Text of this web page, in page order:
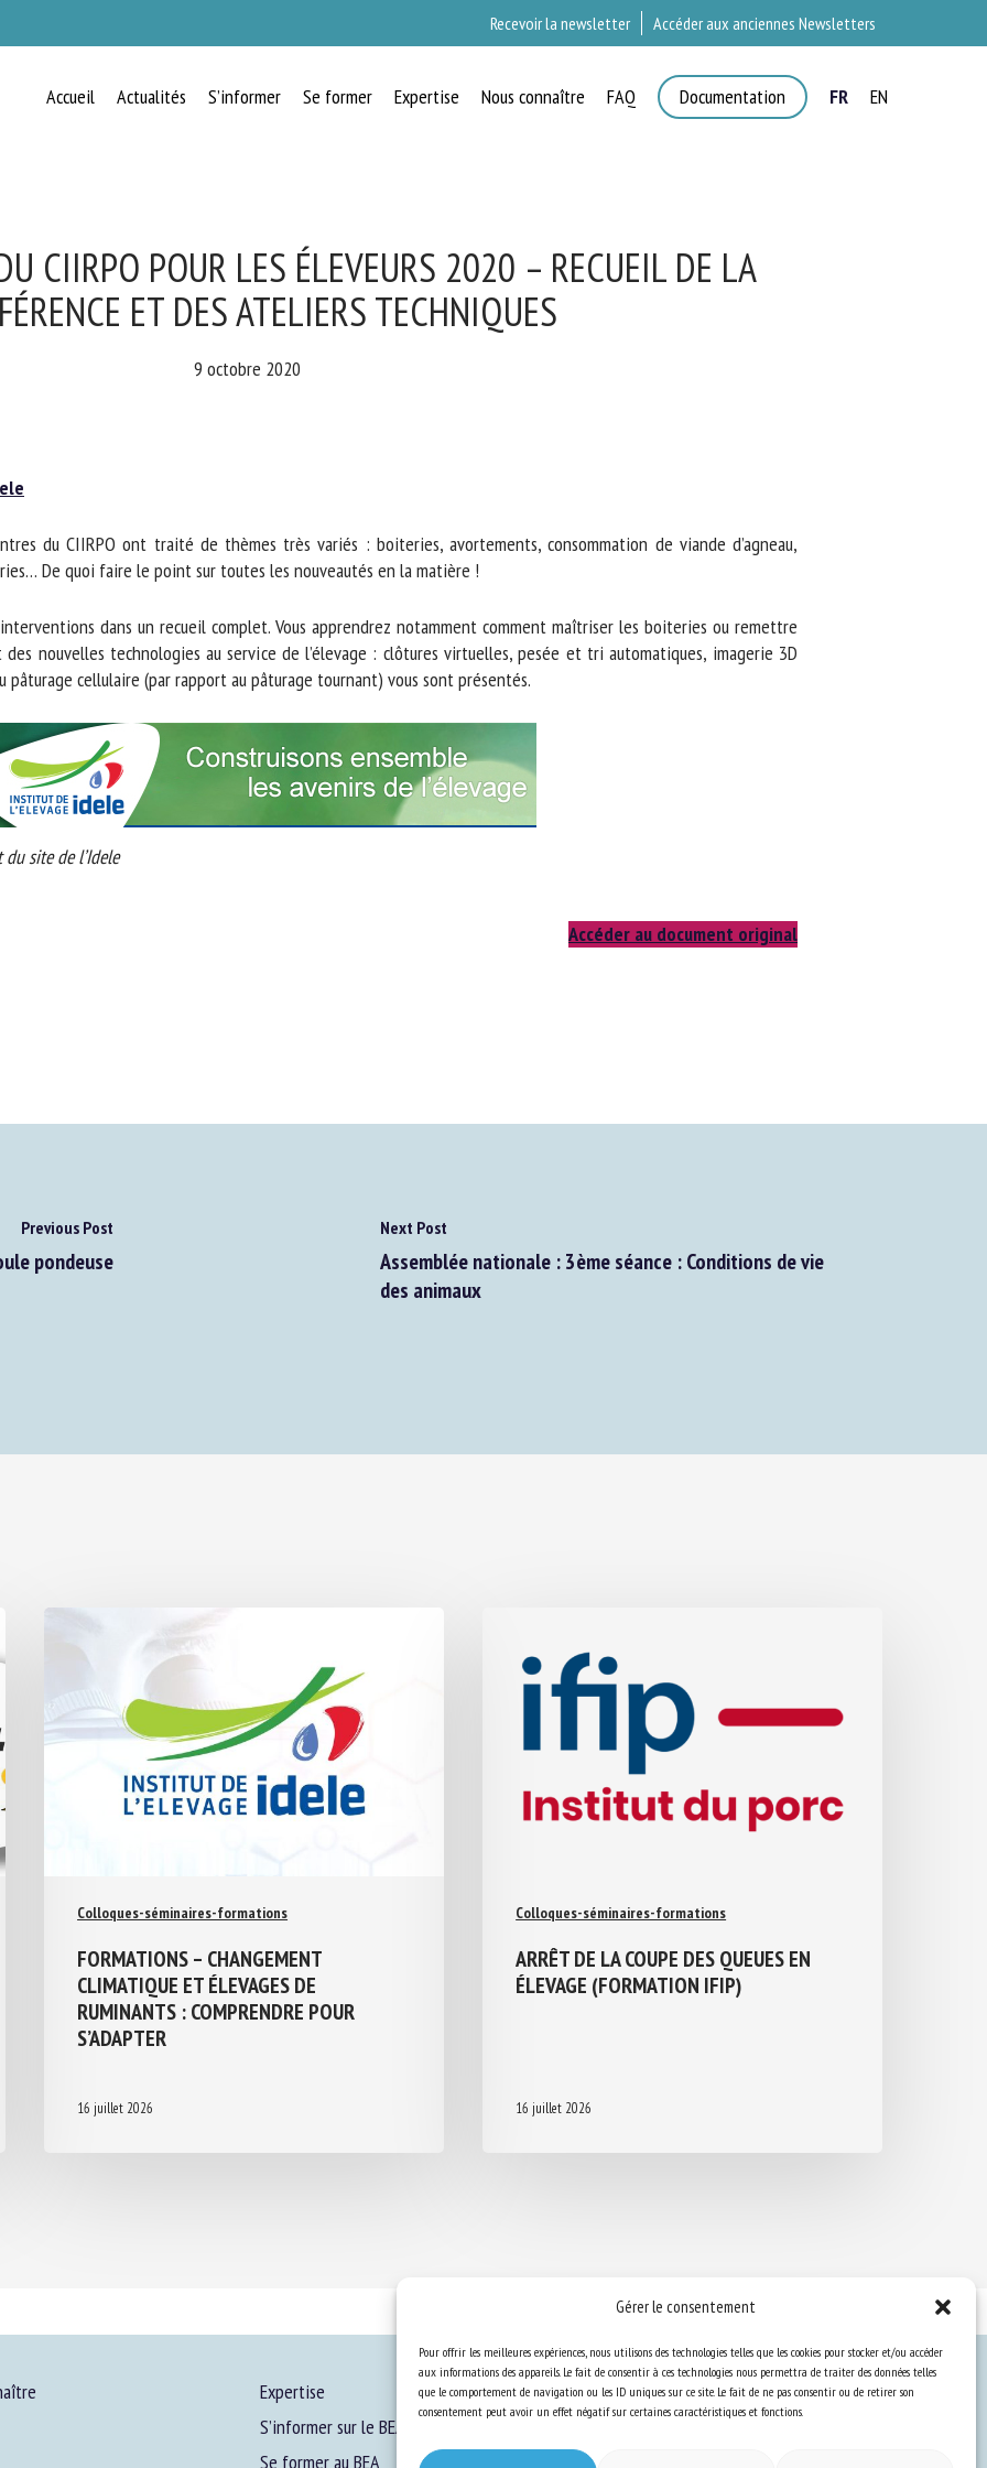
Gérer le consentement
Pour offrir les meilleures expériences, nous utilisons des technologies telles que les cookies pour stocker et/ou accéder
aux informations des appareils. Le fait de consentir à ces technologies nous permettra de traiter des données telles
que le comportement de navigation ou les ID uniques sur ce site. Le fait de ne pas consentir ou de retirer son
consentement peut avoir un effet négatif sur certaines caractéristiques et fonctions.
Recevoir la newsletter Accéder aux anciennes Newsletters
Accueil Actualités S’informer Se former Expertise Nous connaître FAQ Documentation FR EN
CIIRPO POUR LES ÉLEVEURS 2020 – RECUEIL DE LA
ET DES ATELIERS TECHNIQUES
9 octobre 2020
du CIIRPO ont traité de thèmes très variés : boiteries, avortements, consommation de viande d’agneau,
De quoi faire le point sur toutes les nouveautés en la matière !
dans un recueil complet. Vous apprendrez notamment comment maîtriser les boiteries ou remettre
nouvelles technologies au service de l’élevage : clôtures virtuelles, pesée et tri automatiques, imagerie 3D
cellulaire (par rapport au pâturage tournant) vous sont présentés.
site de l’Idele
Accéder au document original
Previous Post
pondeuse
Next Post
Assemblée nationale : 3ème séance : Conditions de vie
des animaux
Colloques-séminaires-formations
FORMATIONS – CHANGEMENT
CLIMATIQUE ET ÉLEVAGES DE
RUMINANTS : COMPRENDRE POUR
S’ADAPTER
16 juillet 2026
Colloques-séminaires-formations
ARRÊT DE LA COUPE DES QUEUES EN
ÉLEVAGE (FORMATION IFIP)
16 juillet 2026
Expertise
S’informer sur le BEA
Se former au BEA
Ressources
BIEN-ÊTRE ANIMAL
*
En soumettant ce formulaire, j'accepte que les informations saisies soient
champs suivis de * sont obligatoires